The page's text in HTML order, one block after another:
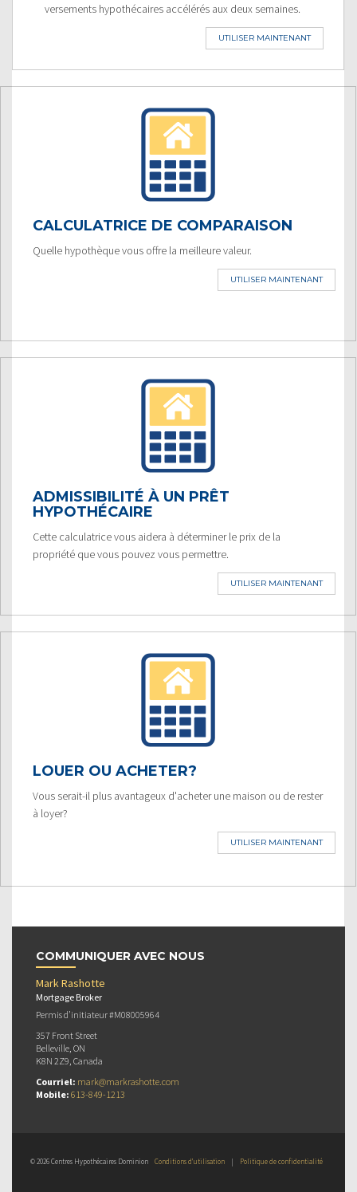
versements hypothécaires accélérés aux deux semaines.
UTILISER MAINTENANT
CALCULATRICE DE COMPARAISON
Quelle hypothèque vous offre la meilleure valeur.
UTILISER MAINTENANT
ADMISSIBILITÉ À UN PRÊT
HYPOTHÉCAIRE
Cette calculatrice vous aidera à déterminer le prix de la
propriété que vous pouvez vous permettre.
UTILISER MAINTENANT
LOUER OU ACHETER?
Vous serait-il plus avantageux d'acheter une maison ou de rester
à loyer?
UTILISER MAINTENANT
COMMUNIQUER AVEC NOUS
Mark Rashotte
Mortgage Broker
Permis d’initiateur #M08005964
357 Front Street
Belleville, ON
K8N 2Z9, Canada
Courriel: mark@markrashotte.com
Mobile: 613-849-1213
© 2026 Centres Hypothécaires Dominion Conditions d’utilisation | Politique de confidentialité